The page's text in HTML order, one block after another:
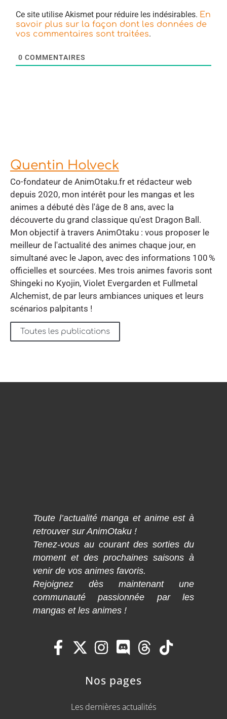
Ce site utilise Akismet pour réduire les indésirables. En
savoir plus sur la façon dont les données de
vos commentaires sont traitées.
0 COMMENTAIRES
Quentin Holveck
Co-fondateur de AnimOtaku.fr et rédacteur web
depuis 2020, mon intérêt pour les mangas et les
animes a débuté dès l'âge de 8 ans, avec la
découverte du grand classique qu'est Dragon Ball.
Mon objectif à travers AnimOtaku : vous proposer le
meilleur de l'actualité des animes chaque jour, en
simultané avec le Japon, avec des informations 100 %
officielles et sourcées. Mes trois animes favoris sont
Shingeki no Kyojin, Violet Evergarden et Fullmetal
Alchemist, de par leurs ambiances uniques et leurs
scénarios palpitants !
Toutes les publications
Toute l’actualité manga et anime est à
retrouver sur AnimOtaku !
Tenez-vous au courant des sorties du
moment et des prochaines saisons à
venir de vos animes favoris.
Rejoignez dès maintenant une
communauté passionnée par les
mangas et les animes !
Nos pages
Les dernières actualités